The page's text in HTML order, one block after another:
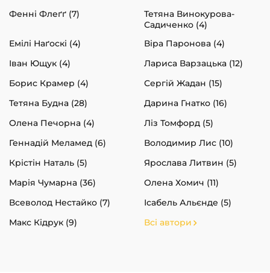
Фенні Флеґґ (7)
Тетяна Винокурова-
Садиченко (4)
Емілі Наґоскі (4)
Віра Паронова (4)
Іван Ющук (4)
Лариса Варзацька (12)
Борис Крамер (4)
Сергій Жадан (15)
Тетяна Будна (28)
Дарина Гнатко (16)
Олена Печорна (4)
Ліз Томфорд (5)
Геннадій Меламед (6)
Володимир Лис (10)
Крістін Наталь (5)
Ярослава Литвин (5)
Марія Чумарна (36)
Олена Хомич (11)
Всеволод Нестайко (7)
Ісабель Альєнде (5)
Макс Кідрук (9)
Всі автори